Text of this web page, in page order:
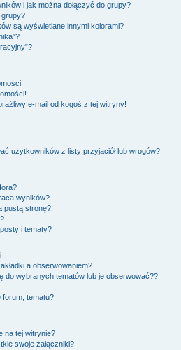
i jak można dołączyć do grupy?
grupy?
są wyświetlane innymi kolorami?
e-mail od kogoś z tej witryny!
użytkowników z listy przyjaciół lub wrogów?
wyników?
pustą stronę?!
i tematy?
a obserwowaniem?
do wybranych tematów lub je obserwować??
forum, tematu?
na tej witrynie?
swoje załączniki?